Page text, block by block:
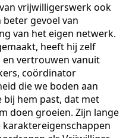
vrijwilligerswerk ook
gevoel van
van het eigen netwerk.
heeft hij zelf
vertrouwen vanuit
coördinator
die we boden aan
bij hem past, dat met
doen groeien. Zijn lange